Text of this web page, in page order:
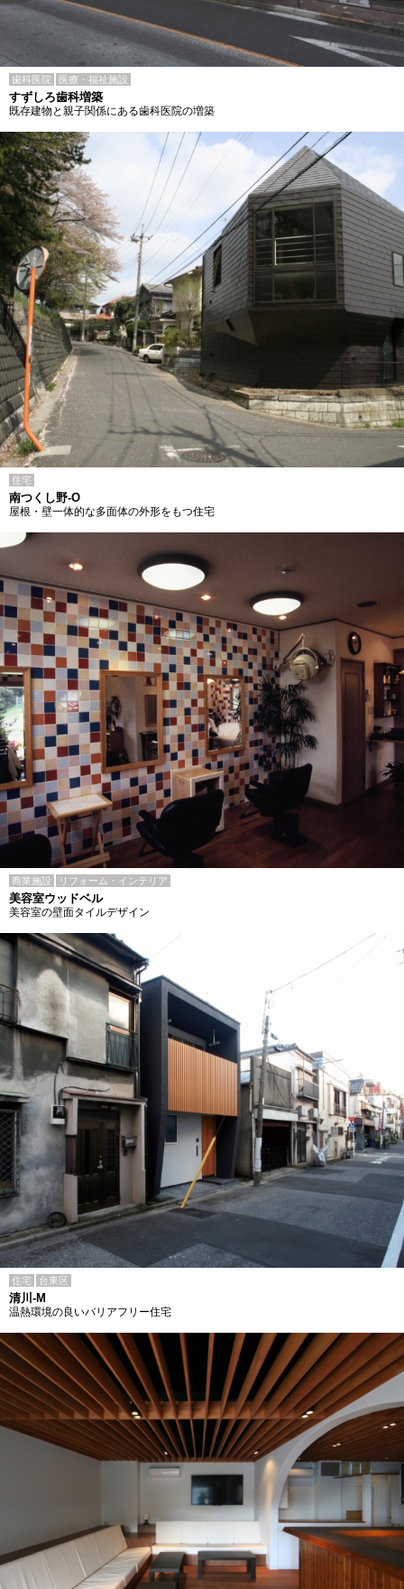
歯科医院 医療・福祉施設
すずしろ歯科増築
既存建物と親子関係にある歯科医院の増築
住宅
南つくし野-O
屋根・壁一体的な多面体の外形をもつ住宅
商業施設 リフォーム・インテリア
美容室ウッドベル
美容室の壁面タイルデザイン
住宅 台東区
清川-M
温熱環境の良いバリアフリー住宅